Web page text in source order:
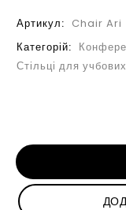
Артикул: Chair Ari
Категорій:
Стільці для